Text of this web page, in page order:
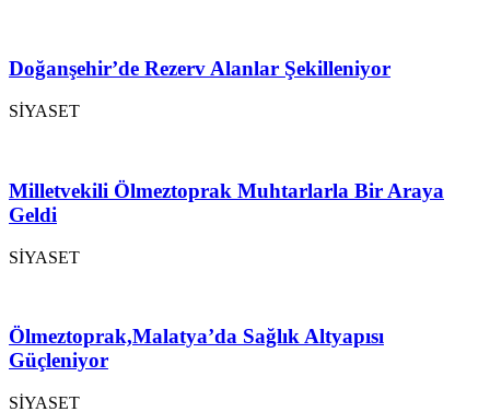
Doğanşehir’de Rezerv Alanlar Şekilleniyor
SİYASET
Milletvekili Ölmeztoprak Muhtarlarla Bir Araya
Geldi
SİYASET
Ölmeztoprak,Malatya’da Sağlık Altyapısı
Güçleniyor
SİYASET